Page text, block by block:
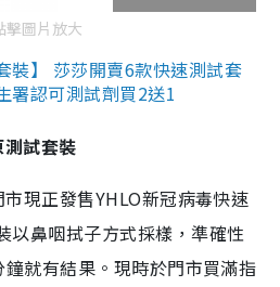
擊圖片放大
裝】 莎莎開賣6款快速測試套
署認可測試劑買2送1
試套裝
現正發售YHLO新冠病毒快速
以鼻咽拭子方式採樣，準確性
就有結果。現時於門市買滿指